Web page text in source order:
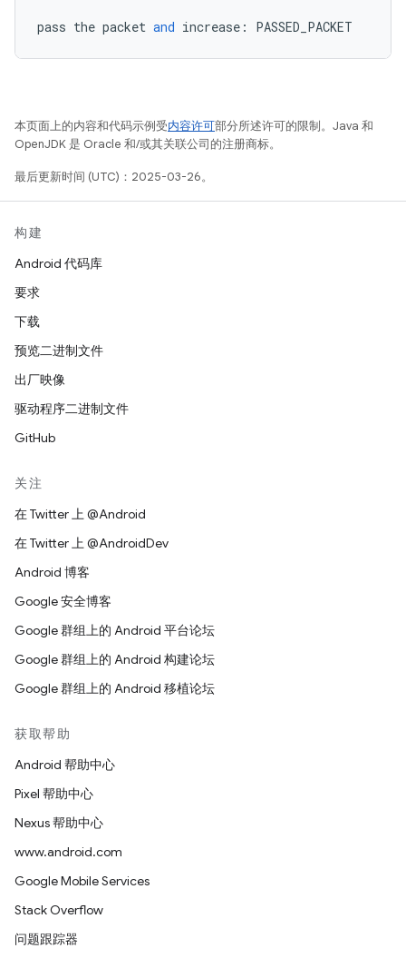
pass the packet and increase : PASSED_PACKET
本页面上的内容和代码示例受内容许可部分所述许可的限制。Java 和
OpenJDK 是 Oracle 和/或其关联公司的注册商标。
最后更新时间 (UTC)：2025-03-26。
构建
Android 代码库
要求
下载
预览二进制文件
出厂映像
驱动程序二进制文件
GitHub
关注
在 Twitter 上 @Android
在 Twitter 上 @AndroidDev
Android 博客
Google 安全博客
Google 群组上的 Android 平台论坛
Google 群组上的 Android 构建论坛
Google 群组上的 Android 移植论坛
获取帮助
Android 帮助中心
Pixel 帮助中心
Nexus 帮助中心
www.android.com
Google Mobile Services
Stack Overflow
问题跟踪器